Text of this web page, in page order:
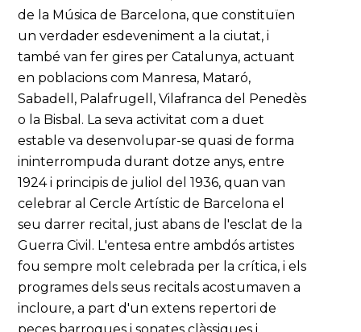
de la Música de Barcelona, que constituïen
un verdader esdeveniment a la ciutat, i
també van fer gires per Catalunya, actuant
en poblacions com Manresa, Mataró,
Sabadell, Palafrugell, Vilafranca del Penedès
o la Bisbal. La seva activitat com a duet
estable va desenvolupar-se quasi de forma
ininterrompuda durant dotze anys, entre
1924 i principis de juliol del 1936, quan van
celebrar al Cercle Artístic de Barcelona el
seu darrer recital, just abans de l'esclat de la
Guerra Civil. L'entesa entre ambdós artistes
fou sempre molt celebrada per la crítica, i els
programes dels seus recitals acostumaven a
incloure, a part d'un extens repertori de